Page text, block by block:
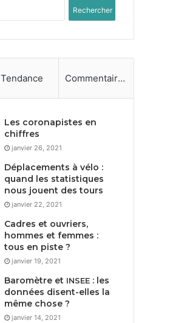
Rechercher :
Tendance Commentaires
Les coronapistes en
chiffres
janvier 26, 2021
Déplacements à vélo :
quand les statistiques
nous jouent des tours
janvier 22, 2021
Cadres et ouvriers,
hommes et femmes :
tous en piste ?
janvier 19, 2021
Baromètre et INSEE : les
données disent-elles la
même chose ?
janvier 14, 2021